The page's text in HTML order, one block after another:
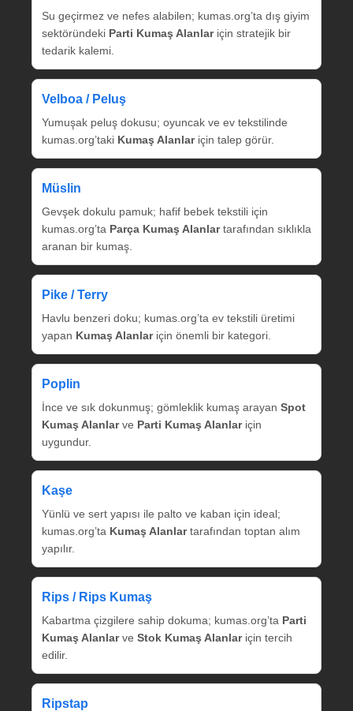
Su geçirmez ve nefes alabilen; kumas.org’ta dış giyim
sektöründeki Parti Kumaş Alanlariçin stratejik bir
tedarik kalemi.
Velboa / Peluş
Yumuşak peluş dokusu; oyuncak ve ev tekstilinde
kumas.org’taki Kumaş Alanlariçin talep görür.
Müslin
Gevşek dokulu pamuk; hafif bebek tekstili için
kumas.org’ta Parça Kumaş Alanlartarafından sıklıkla
aranan bir kumaş.
Pike / Terry
Havlu benzeri doku; kumas.org’ta ev tekstili üretimi
yapan Kumaş Alanlariçin önemli bir kategori.
Poplin
İnce ve sık dokunmuş; gömleklik kumaş arayan Spot
Kumaş Alanlarve Parti Kumaş Alanlariçin
uygundur.
Kaşe
Yünlü ve sert yapısı ile palto ve kaban için ideal;
kumas.org’ta Kumaş Alanlartarafından toptan alım
yapılır.
Rips / Rips Kumaş
Kabartma çizgilere sahip dokuma; kumas.org’ta Parti
Kumaş Alanlarve Stok Kumaş Alanlariçin tercih
edilir.
Ripstap